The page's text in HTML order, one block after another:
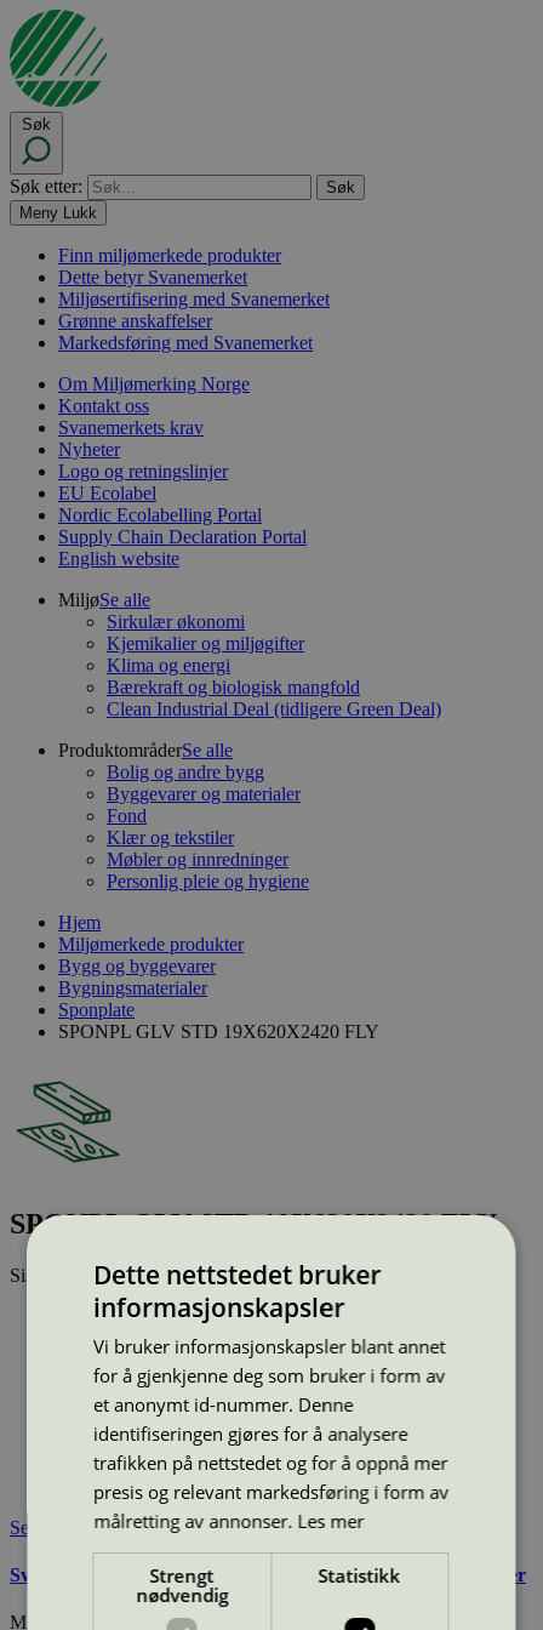
Søk
Søk etter:
Meny Lukk
Finn miljømerkede produkter
Dette betyr Svanemerket
Miljøsertifisering med Svanemerket
Grønne anskaffelser
Markedsføring med Svanemerket
Om Miljømerking Norge
Kontakt oss
Svanemerkets krav
Nyheter
Logo og retningslinjer
EU Ecolabel
Nordic Ecolabelling Portal
Supply Chain Declaration Portal
English website
MiljøSe alle
Sirkulær økonomi
Kjemikalier og miljøgifter
Klima og energi
Bærekraft og biologisk mangfold
Clean Industrial Deal (tidligere Green Deal)
ProduktområderSe alle
Bolig og andre bygg
Byggevarer og materialer
Fond
Klær og tekstiler
Møbler og innredninger
Personlig pleie og hygiene
Hjem
Miljømerkede produkter
Bygg og byggevarer
Bygningsmaterialer
Sponplate
SPONPL GLV STD 19X620X2420 FLY
SPONPL GLV STD 19X620X2420 FLY
Sist oppdatert24 jun 2026
Type: Sponplate
Lisensnummer:
2010 0004
Miljømerke: Svanemerket
Merkevare:
Arbor
Merkevare nettside: http://www.arbor.no
Lisensinnehaver: Arbor AS
Lisensinnehaver nettside: http://www.arbor.no
Tilgjengelig i: Norge, Sverige
Se også
Svanemerkets krav til innvendig panel, lister og bygningsplater
Miljømerking Norge
Dette nettstedet bruker
informasjonskapsler
Vi bruker informasjonskapsler blant annet
for å gjenkjenne deg som bruker i form av
et anonymt id-nummer. Denne
identifiseringen gjøres for å analysere
trafikken på nettstedet og for å oppnå mer
presis og relevant markedsføring i form av
målretting av annonser. Les mer
Strengt
nødvendig
Statistikk